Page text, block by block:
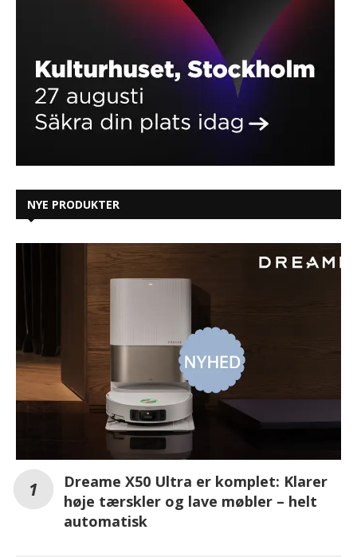
NYE PRODUKTER
Dreame X50 Ultra er komplet: Klarer
høje tærskler og lave møbler – helt
automatisk